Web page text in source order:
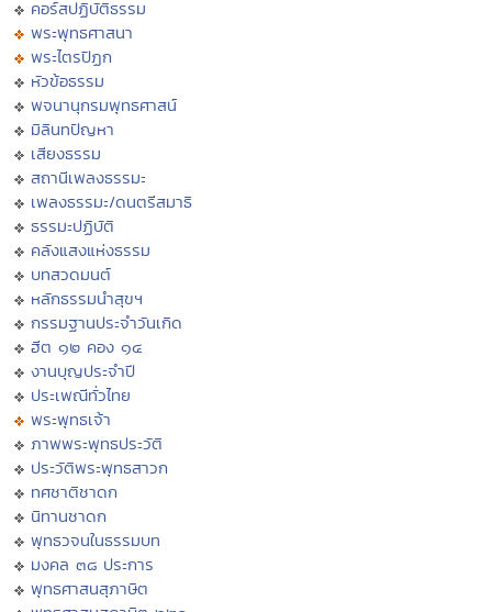
คอร์สปฏิบัติธรรม
พระพุทธศาสนา
พระไตรปิฏก
หัวข้อธรรม
พจนานุกรมพุทธศาสน์
มิลินทปัญหา
เสียงธรรม
สถานีเพลงธรรมะ
เพลงธรรมะ/ดนตรีสมาธิ
ธรรมะปฏิบัติ
คลังแสงแห่งธรรม
บทสวดมนต์
หลักธรรมนำสุขฯ
กรรมฐานประจำวันเกิด
ฮีต ๑๒ คอง ๑๔
งานบุญประจำปี
ประเพณีทั่วไทย
พระพุทธเจ้า
ภาพพระพุทธประวัติ
ประวัติพระพุทธสาวก
ทศชาติชาดก
นิทานชาดก
พุทธวจนในธรรมบท
มงคล ๓๘ ประการ
พุทธศาสนสุภาษิต